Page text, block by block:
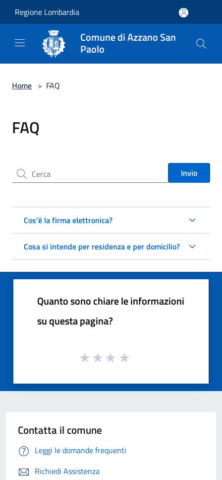
Regione Lombardia
Comune di Azzano San
Paolo
Home > FAQ
FAQ
Cerca nel sito Invio
Cos'è la firma elettronica?
Cosa si intende per residenza e per domicilio?
Quanto sono chiare le informazioni
su questa pagina?
Contatta il comune
Leggi le domande frequenti
Richiedi Assistenza